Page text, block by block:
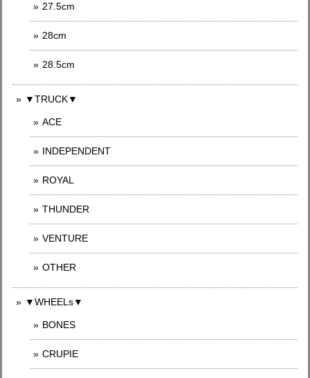
27.5cm
28cm
28.5cm
▼TRUCK▼
ACE
INDEPENDENT
ROYAL
THUNDER
VENTURE
OTHER
▼WHEELs▼
BONES
CRUPIE